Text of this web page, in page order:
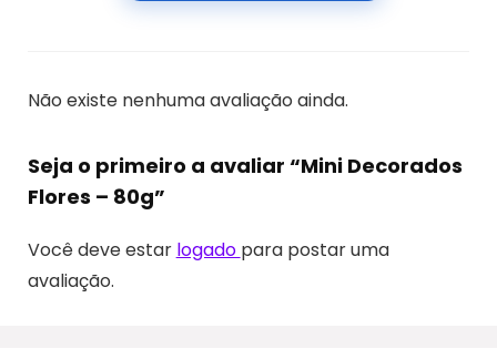
Não existe nenhuma avaliação ainda.
Seja o primeiro a avaliar “Mini Decorados
Flores – 80g”
Você deve estar logado para postar uma
avaliação.